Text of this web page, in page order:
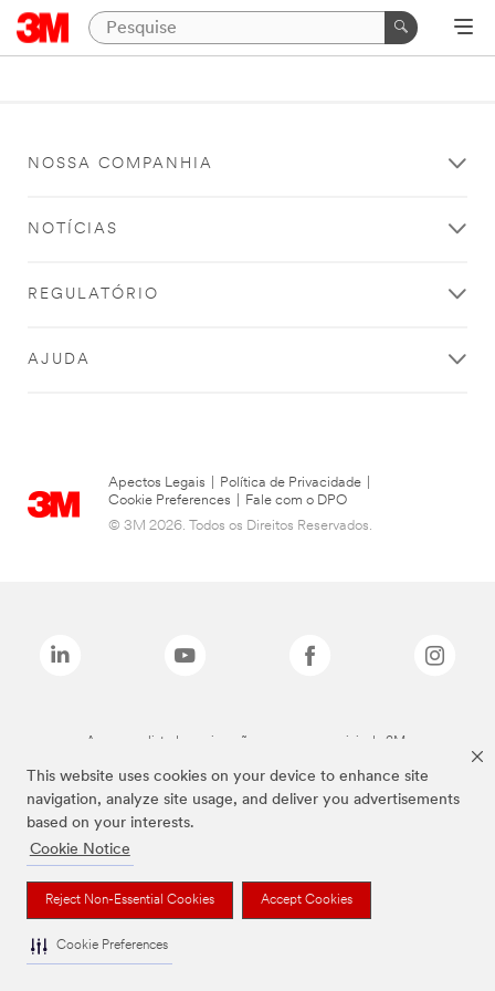
This website uses cookies on your device to enhance site
navigation, analyze site usage, and deliver you advertisements
based on your interests.
Cookie Notice
Reject Non-Essential Cookies Accept Cookies
Cookie Preferences
NOSSA COMPANHIA
NOTÍCIAS
REGULATÓRIO
AJUDA
Apectos Legais Política de Privacidade
Cookie Preferences
Fale com o DPO
© 3M 2026. Todos os Direitos Reservados.
As marcas listadas a cima são marcas comerciais da 3M.